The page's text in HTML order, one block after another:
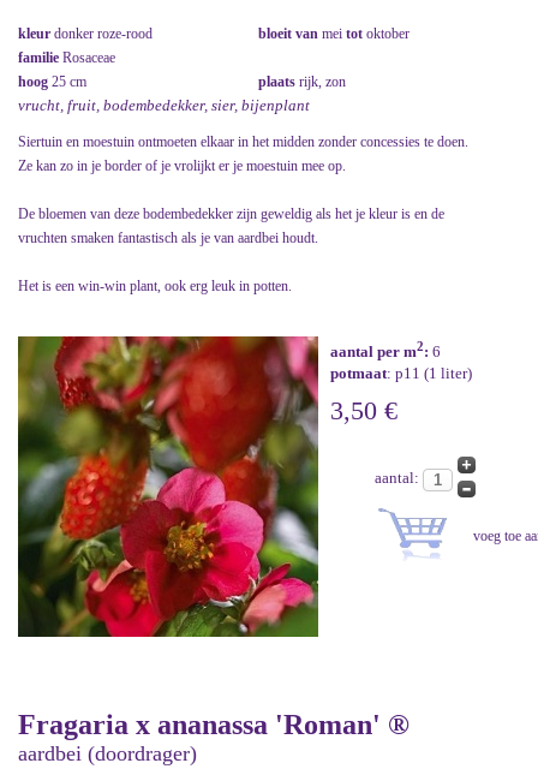
kleur donker roze-rood bloeit van mei tot oktober
familie Rosaceae
hoog 25 cm plaats rijk, zon
vrucht, fruit, bodembedekker, sier, bijenplant
Siertuin en moestuin ontmoeten elkaar in het midden zonder concessies te doen.
Ze kan zo in je border of je vrolijkt er je moestuin mee op.
De bloemen van deze bodembedekker zijn geweldig als het je kleur is en de
vruchten smaken fantastisch als je van aardbei houdt.
Het is een win-win plant, ook erg leuk in potten.
aantal per m2: 6
potmaat: p11 (1 liter)
3,50 €
aantal:
Fragaria x ananassa 'Roman' ®
aardbei (doordrager)